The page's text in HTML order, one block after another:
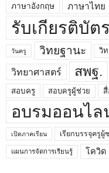
ภาษาอังกฤษ ภาษาไทย
รับเกียรติบัต
วันครู วิทยฐานะ วิ
วิทยาศาสตร์ สพฐ.
สอบครู สอบครูผู้ช่วย
อบรมออนไล
เปิดภาคเรียน เรียกบรรจุครูผู้
แผนการจัดการเรียนรู้ โควิด